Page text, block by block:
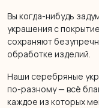
Вы когда-нибудь
украшения с
сохраняют
обработке изделий.
Наши серебряные
по-разному — всё
каждое из которых